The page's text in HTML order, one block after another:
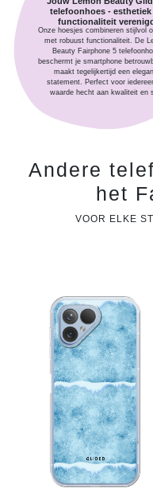
telefoonhoes - esthetiek
functionaliteit
Onze hoesjes combineren stijlvol
met robuust functionaliteit. De
Beauty Fairphone 5
beschermt je smartphone
maakt tegelijkertijd een
statement. Perfect voor
waarde hecht aan kwaliteit en
Andere
het
VOOR ELKE